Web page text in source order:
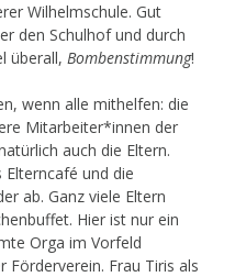
Wilhelmschule. Gut
den Schulhof und durch
überall, Bombenstimmung!
wenn alle mithelfen: die
Mitarbeiter*innen der
auch die Eltern.
und die
ab. Ganz viele Eltern
Hier ist nur ein
Orga im Vorfeld
Frau Tiris als